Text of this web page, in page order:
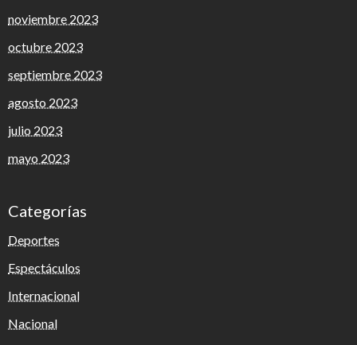
noviembre 2023
octubre 2023
septiembre 2023
agosto 2023
julio 2023
mayo 2023
Categorías
Deportes
Espectáculos
Internacional
Nacional